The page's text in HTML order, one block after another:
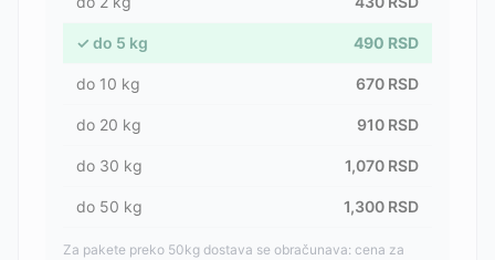
✓ do 5 kg 490 RSD
do 10 kg 670 RSD
do 20 kg 910 RSD
do 30 kg 1,070 RSD
do 50 kg 1,300 RSD
Za pakete preko 50kg dostava se obračunava: cena za